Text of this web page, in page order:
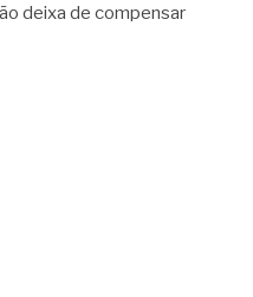
deixa de compensar